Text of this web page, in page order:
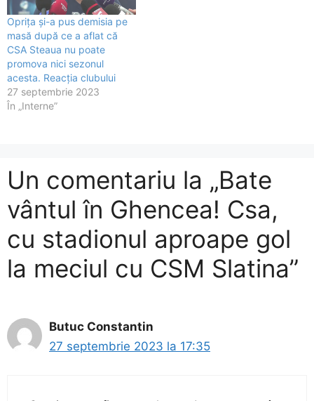
Oprița și-a pus demisia pe
masă după ce a aflat că
CSA Steaua nu poate
promova nici sezonul
acesta. Reacția clubului
27 septembrie 2023
În „Interne”
Un comentariu la „Bate
vântul în Ghencea! Csa,
cu stadionul aproape gol
la meciul cu CSM Slatina”
Butuc Constantin
27 septembrie 2023 la 17:35